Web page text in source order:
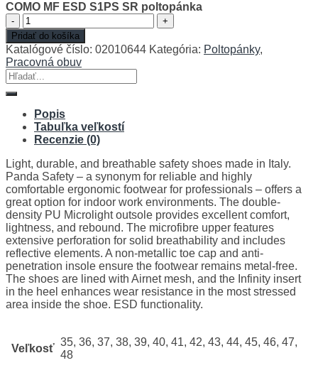
COMO MF ESD S1PS SR poltopánka
množstvo
COMO
MF
ESD
S1PS
SR
Pridať do košíka
Katalógové číslo: 02010644 Kategória: Poltopánky,
Pracovná obuv
Hľadať:
Popis
Tabuľka veľkostí
Recenzie (0)
Light, durable, and breathable safety shoes made in Italy.
Panda Safety – a synonym for reliable and highly
comfortable ergonomic footwear for professionals – offers a
great option for indoor work environments. The double-
density PU Microlight outsole provides excellent comfort,
lightness, and rebound. The microfibre upper features
extensive perforation for solid breathability and includes
reflective elements. A non-metallic toe cap and anti-
penetration insole ensure the footwear remains metal-free.
The shoes are lined with Airnet mesh, and the Infinity insert
in the heel enhances wear resistance in the most stressed
area inside the shoe. ESD functionality.
Veľkosť
35, 36, 37, 38, 39, 40, 41, 42, 43, 44, 45, 46, 47,
48